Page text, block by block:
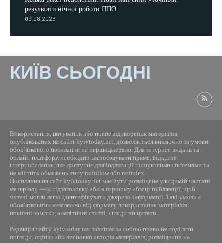
результати нічної роботи ППО
09.08.2026
КИЇВ СЬОГОДНІ
Використання, цитування або повне відтворення матеріалів,
опублікованих на сайті kyivtoday.net, дозволяється виключно за умови
обов’язкового посилання на першоджерело. Для інтернет-видань та
онлайн-платформ необхідно застосовувати пряме, відкрите
гіперпосилання, яке доступне для індексації пошуковими системами та
не містить обмежень типу nofollow або noindex.
Посилання на сайт kyivtoday.net має бути розміщене у видимій частині
матеріалу — у підзаголовку або в першому абзаці публікації, щоб
читачі могли легко ідентифікувати джерело інформації. Такі умови є
обов’язковими незалежно від формату використання матеріалів:
новинні замітки, аналітичні статті, огляди чи цитати.
Редакція сайту kyivtoday.net залишає за собою право не поділяти
погляди, оцінки або висновки авторів матеріалів, розміщених на